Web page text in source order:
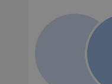
INGRESSCOOKIE